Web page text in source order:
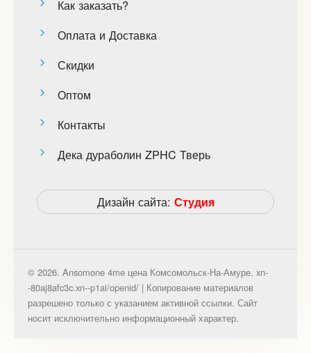
Как заказать?
Оплата и Доставка
Скидки
Оптом
Контакты
Дека дураболин ZPHC Тверь
Дизайн сайта: Студия
© 2026. Ansomone 4me цена Комсомольск-На-Амуре. xn-
-80aj8afc3c.xn--p1ai/openid/ | Копирование материалов
разрешено только с указанием активной ссылки. Сайт
носит исключительно информационный характер.